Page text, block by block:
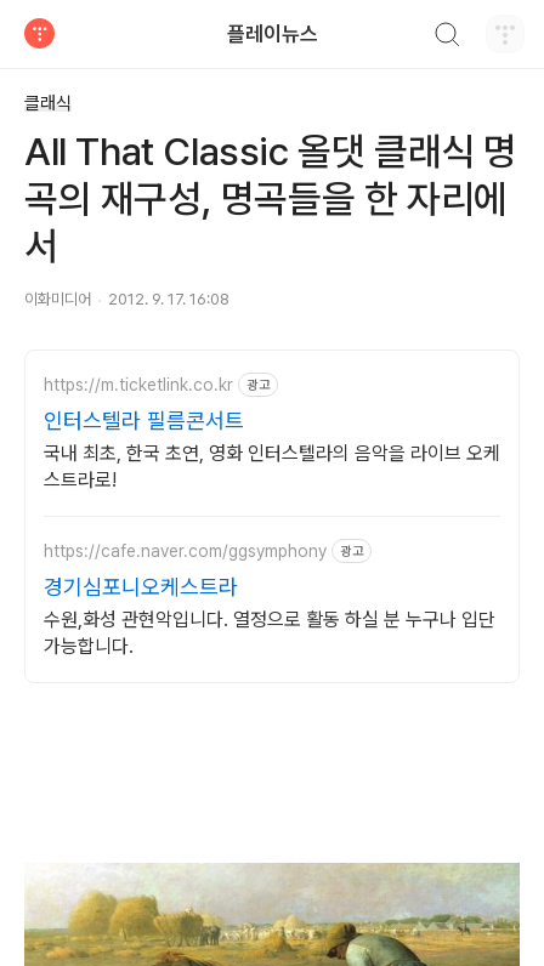
플레이뉴스
클래식
All That Classic 올댓 클래식 명
곡의 재구성, 명곡들을 한 자리에
서
이화미디어 2012. 9. 17. 16:08
https://m.ticketlink.co.kr 광고
인터스텔라 필름콘서트
국내 최초, 한국 초연, 영화 인터스텔라의 음악을 라이브 오케
스트라로!
https://cafe.naver.com/ggsymphony 광고
경기심포니오케스트라
수원,화성 관현악입니다. 열정으로 활동 하실 분 누구나 입단
가능합니다.